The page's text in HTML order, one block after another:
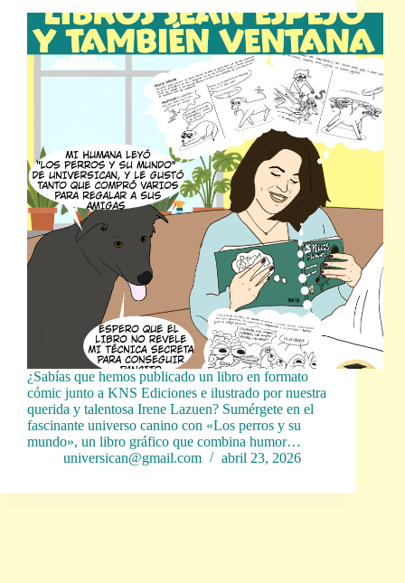
¿Sabías que hemos publicado un libro en formato
cómic junto a KNS Ediciones e ilustrado por nuestra
querida y talentosa Irene Lazuen? Sumérgete en el
fascinante universo canino con «Los perros y su
mundo», un libro gráfico que combina humor…
universican@gmail.com
abril 23, 2026